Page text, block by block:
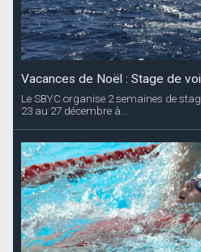
Vacances de Noël : Stage de
Le SBYC organise 2 semaines de
23 au 27 décembre à...